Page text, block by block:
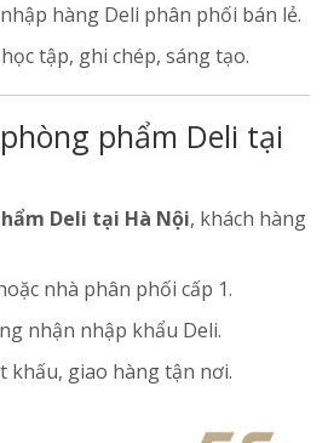
hàng Deli phân phối bán lẻ.
tập, ghi chép, sáng tạo.
phẩm Deli tại
Deli tại Hà Nội, khách hàng
nhà phân phối cấp 1.
nhận nhập khẩu Deli.
khấu, giao hàng tận nơi.